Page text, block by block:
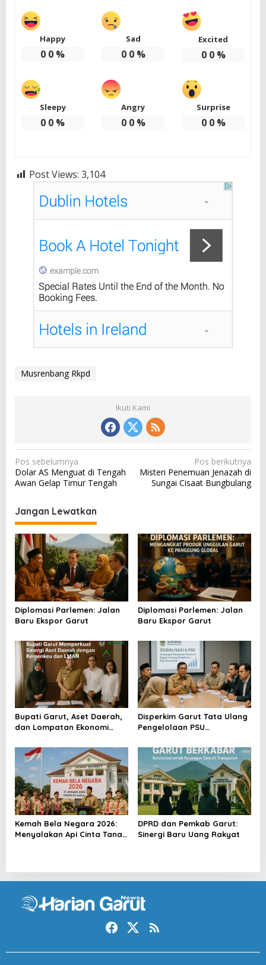
Happy
0 0 %
Sad
0 0%
Excited
0 0%
Sleepy
0 0 %
Angry
0 0%
Surprise
0 0%
Post Views: 3,104
Musrenbang Rkpd
Ikuti Kami
N
a
i
g
a
s
i
p
o
s
Pos sebelumnya
Dolar AS Menguat di Tengah
Awan Gelap Timur Tengah
Pos berikutnya
Misteri Penemuan Jenazah di
Sungai Cisaat Bungbulang
Jangan Lewatkan
Diplomasi Parlemen: Jalan
Baru Ekspor Garut
Diplomasi Parlemen: Jalan
Baru Ekspor Garut
Bupati Garut, Aset Daerah,
dan Lompatan Ekonomi
Disperkim Garut Tata Ulang
Pengelolaan PSU
Kemah Bela Negara 2026:
Menyalakan Api Cinta Tanah
DPRD dan Pemkab Garut:
Sinergi Baru Uang Rakyat